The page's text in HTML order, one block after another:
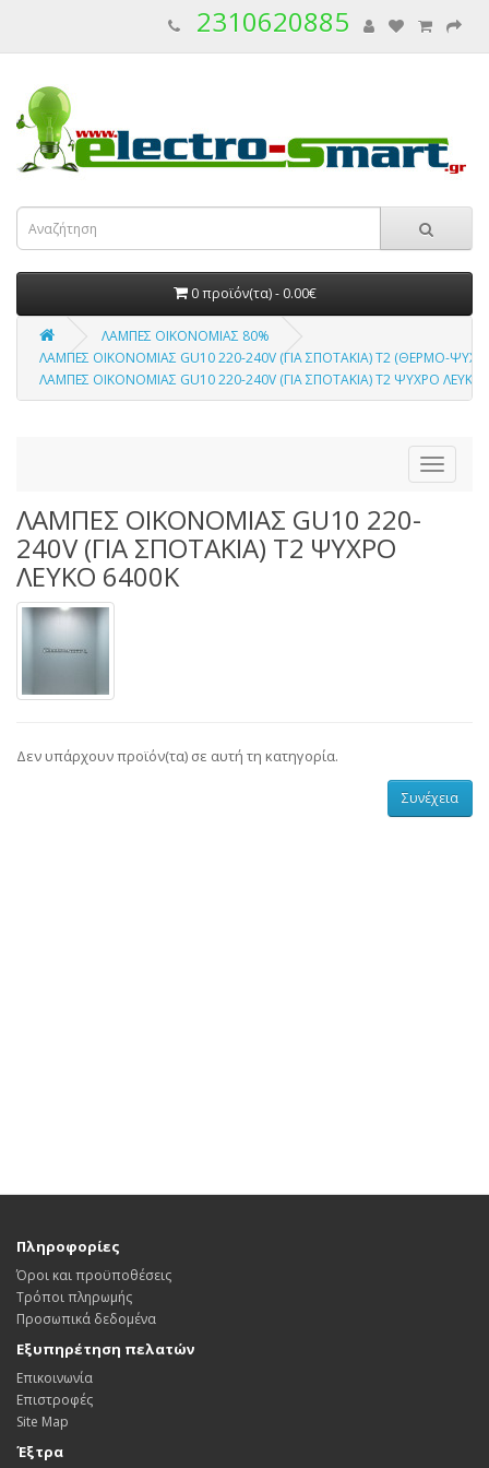
2310620885
0 προϊόν(τα) - 0.00€
ΛΑΜΠΕΣ ΟΙΚΟΝΟΜΙΑΣ 80%
ΛΑΜΠΕΣ ΟΙΚΟΝΟΜΙΑΣ GU10 220-240V (ΓΙΑ ΣΠΟΤΑΚΙΑ) Τ2 (ΘΕΡΜΟ-
ΛΑΜΠΕΣ ΟΙΚΟΝΟΜΙΑΣ GU10 220-240V (ΓΙΑ ΣΠΟΤΑΚΙΑ) Τ2 ΨΥΧΡΟ ΛΕΥΚΟ
ΛΑΜΠΕΣ ΟΙΚΟΝΟΜΙΑΣ GU10 220-
240V (ΓΙΑ ΣΠΟΤΑΚΙΑ) Τ2 ΨΥΧΡΟ
ΛΕΥΚΟ 6400Κ
Δεν υπάρχουν προϊόν(τα) σε αυτή τη κατηγορία.
Συνέχεια
Πληροφορίες
Όροι και προϋποθέσεις
Τρόποι πληρωμής
Προσωπικά δεδομένα
Εξυπηρέτηση πελατών
Επικοινωνία
Επιστροφές
Site Map
Έξτρα